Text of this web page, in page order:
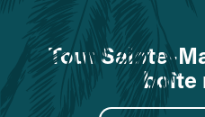
Tout Sainte-
boîte